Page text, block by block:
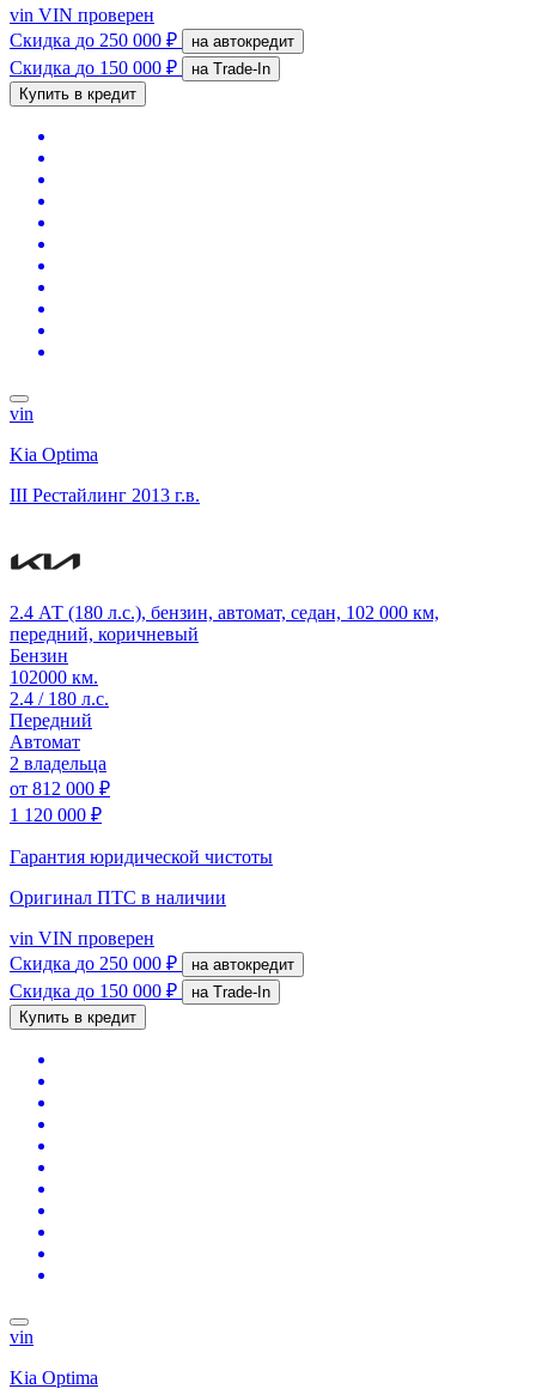
vin VIN проверен
Скидка до 250 000 ₽ на автокредит
Скидка до 150 000 ₽
на Trade-In
Купить в кредит
vin
Kia Optima
III Рестайлинг 2013 г.в.
2.4 АТ (180 л.с.), бензин, автомат, седан, 102 000 км,
передний, коричневый
Бензин
102000 км.
2.4 / 180 л.с.
Передний
Автомат
2 владельца
от 812 000 ₽
1 120 000 ₽
Гарантия юридической чистоты
Оригинал ПТС в наличии
vin VIN проверен
Скидка до 250 000 ₽ на автокредит
Скидка до 150 000 ₽
на Trade-In
Купить в кредит
vin
Kia Optima